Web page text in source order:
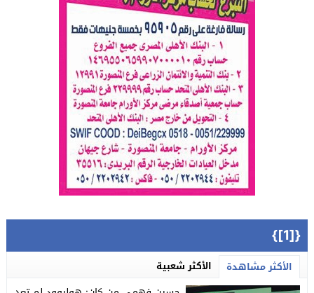
{[1]}
الأكثر مشاهدة الأكثر شعبية